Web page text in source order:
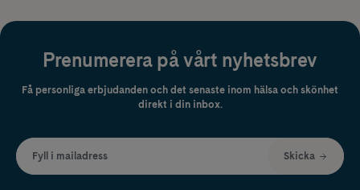
Prenumerera på vårt nyhetsbrev
Få personliga erbjudanden och det senaste inom hälsa och skönhet
direkt i din inbox.
Fyll i mailadress Skicka